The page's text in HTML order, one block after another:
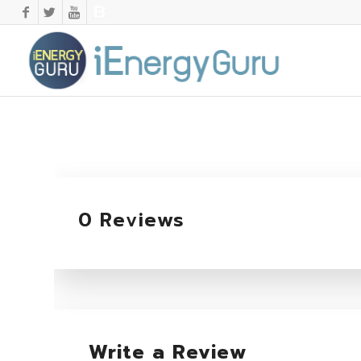
0 Reviews
Write a Review